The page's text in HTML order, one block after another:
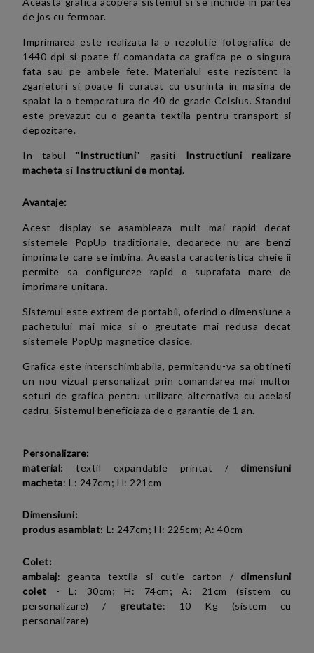
de jos cu fermoar.
Imprimarea este realizata la o rezolutie fotografica de
1440 dpi si poate fi comandata ca grafica pe o singura
fata sau pe ambele fete. Materialul este rezistent la
zgarieturi si poate fi curatat cu usurinta in masina de
spalat la o temperatura de 40 de grade Celsius. Standul
este prevazut cu o geanta textila pentru transport si
depozitare.
In tabul "Instructiuni" gasiti Instructiuni realizare
macheta si Instructiuni de montaj.
Avantaje:
Acest display se asambleaza mult mai rapid decat
sistemele PopUp traditionale, deoarece nu are benzi
imprimate care se imbina. Aceasta caracteristica cheie ii
permite sa configureze rapid o suprafata mare de
imprimare unitara.
Sistemul este extrem de portabil, oferind o dimensiune a
pachetului mai mica si o greutate mai redusa decat
sistemele PopUp magnetice clasice.
Grafica este interschimbabila, permitandu-va sa obtineti
un nou vizual personalizat prin comandarea mai multor
seturi de grafica pentru utilizare alternativa cu acelasi
cadru. Sistemul beneficiaza de o garantie de 1 an.
Personalizare:
material:textil expandable printat /
dimensiuni
macheta:L: 247cm; H: 221cm
Dimensiuni:
produs asamblat: L: 247cm; H: 225cm; A: 40cm
Colet:
ambalaj: geanta textila si cutie carton /dimensiuni
colet - L: 30cm; H: 74cm; A: 21cm (sistem cu
personalizare) /greutate: 10 Kg (sistem cu
personalizare)